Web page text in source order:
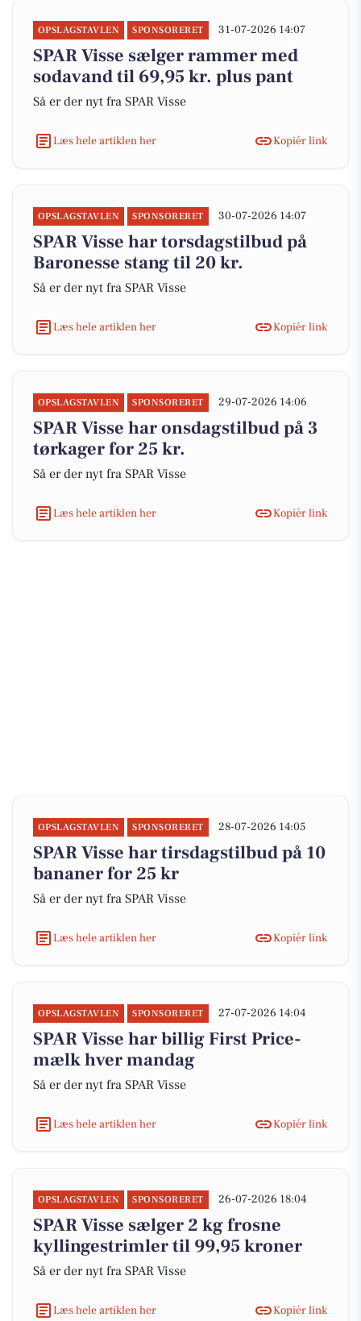
OPSLAGSTAVLEN SPONSORERET 31-07-2026 14:07
SPAR Visse sælger rammer med
sodavand til 69,95 kr. plus pant
Så er der nyt fra SPAR Visse
Læs hele artiklen her Kopiér link
OPSLAGSTAVLEN SPONSORERET 30-07-2026 14:07
SPAR Visse har torsdagstilbud på
Baronesse stang til 20 kr.
Så er der nyt fra SPAR Visse
Læs hele artiklen her Kopiér link
OPSLAGSTAVLEN SPONSORERET 29-07-2026 14:06
SPAR Visse har onsdagstilbud på 3
tørkager for 25 kr.
Så er der nyt fra SPAR Visse
Læs hele artiklen her Kopiér link
OPSLAGSTAVLEN SPONSORERET 28-07-2026 14:05
SPAR Visse har tirsdagstilbud på 10
bananer for 25 kr
Så er der nyt fra SPAR Visse
Læs hele artiklen her Kopiér link
OPSLAGSTAVLEN SPONSORERET 27-07-2026 14:04
SPAR Visse har billig First Price-
mælk hver mandag
Så er der nyt fra SPAR Visse
Læs hele artiklen her Kopiér link
OPSLAGSTAVLEN SPONSORERET 26-07-2026 18:04
SPAR Visse sælger 2 kg frosne
kyllingestrimler til 99,95 kroner
Så er der nyt fra SPAR Visse
Læs hele artiklen her Kopiér link